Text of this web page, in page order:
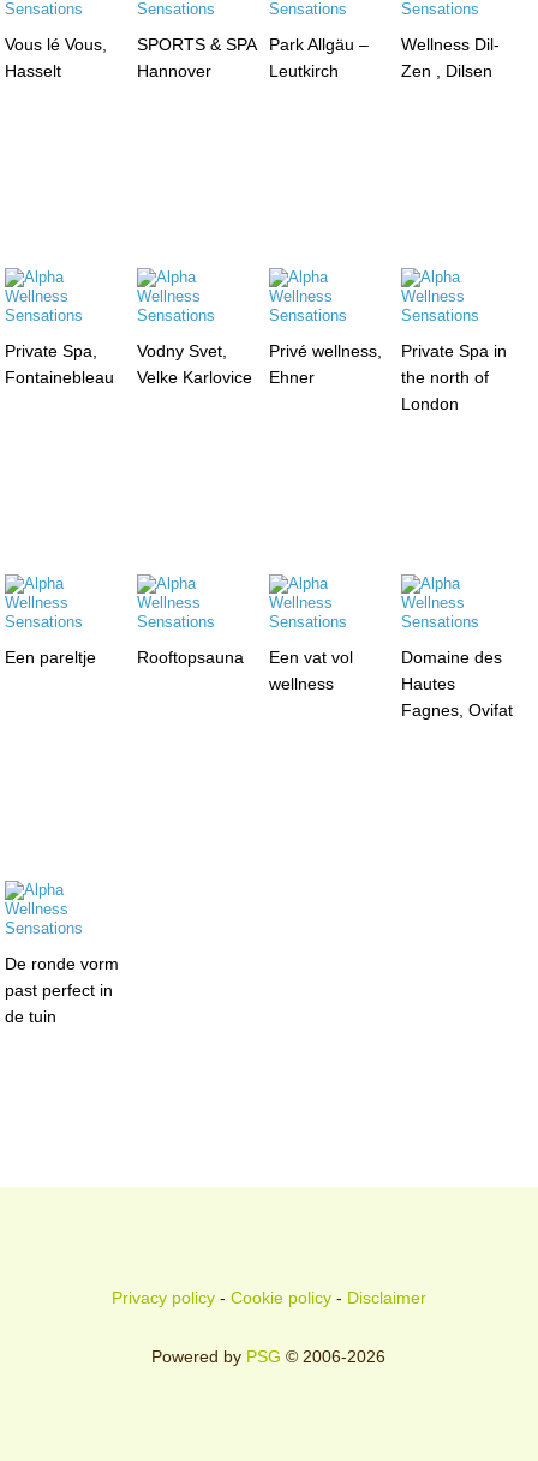
Vous lé Vous,
Hasselt
SPORTS & SPA
Hannover
Park Allgäu –
Leutkirch
Wellness Dil-
Zen , Dilsen
Private Spa,
Fontainebleau
Vodny Svet,
Velke Karlovice
Privé wellness,
Ehner
Private Spa in
the north of
London
Een pareltje Rooftopsauna
Een vat vol
wellness
Domaine des
Hautes
Fagnes, Ovifat
De ronde vorm
past perfect in
de tuin
Privacy policy- Cookie policy- Disclaimer
Powered by PSG © 2006-2026